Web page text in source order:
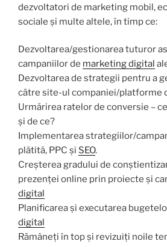
dezvoltatori de marketing mobil,
sociale și multe altele, în timp ce:
Dezvoltarea/gestionarea tuturor
campaniilor de marketing digital
Dezvoltarea de strategii pentru a
către site-ul companiei/platforme
Urmărirea ratelor de conversie –
și de ce?
Implementarea strategiilor/
plătită, PPC și SEO.
Creșterea gradului de
prezenței online prin proiecte și
digital
Planificarea și executarea
digital
Rămâneți în top și revizuiți noile